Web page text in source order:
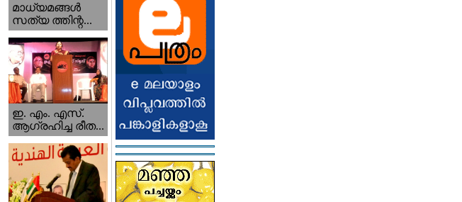
മാധ്യമങ്ങള്‍
സത്യ ത്തിന്റ...
ഇ. എം. എസ്.
ആഗ്രഹിച്ച രീത...